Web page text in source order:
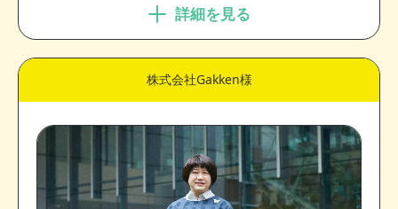
詳細を見る
株式会社Gakken様